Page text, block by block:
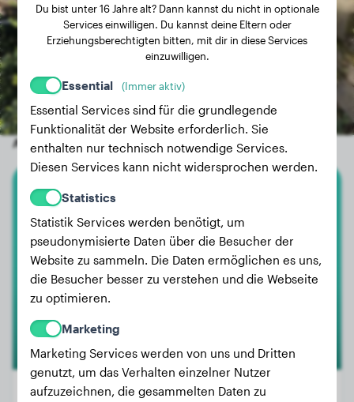
Andere zufällige Hunde
Romi
Du bist unter 16 Jahre alt? Dann kannst du nicht in optionale
Services einwilligen. Du kannst deine Eltern oder
Erziehungsberechtigten bitten, mit dir in diese Services
einzuwilligen.
Essential (Immer aktiv)
Essential Services sind für die grundlegende
Funktionalität der Website erforderlich. Sie
enthalten nur technisch notwendige Services.
Diesen Services kann nicht widersprochen werden.
Statistics
Statistik Services werden benötigt, um
pseudonymisierte Daten über die Besucher der
Website zu sammeln. Die Daten ermöglichen es uns,
die Besucher besser zu verstehen und die Webseite
zu optimieren.
Marketing
Marketing Services werden von uns und Dritten
genutzt, um das Verhalten einzelner Nutzer
aufzuzeichnen, die gesammelten Daten zu